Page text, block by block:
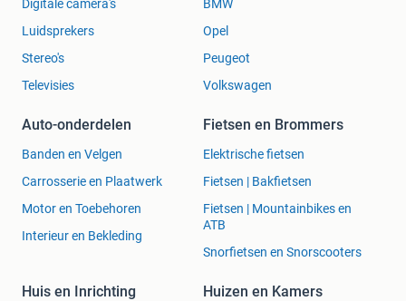
Digitale camera's
Luidsprekers
Stereo's
Televisies
BMW
Opel
Peugeot
Volkswagen
Auto-onderdelen
Banden en Velgen
Carrosserie en Plaatwerk
Motor en Toebehoren
Interieur en Bekleding
Fietsen en Brommers
Elektrische fietsen
Fietsen | Bakfietsen
Fietsen | Mountainbikes en
ATB
Snorfietsen en Snorscooters
Huis en Inrichting Huizen en Kamers